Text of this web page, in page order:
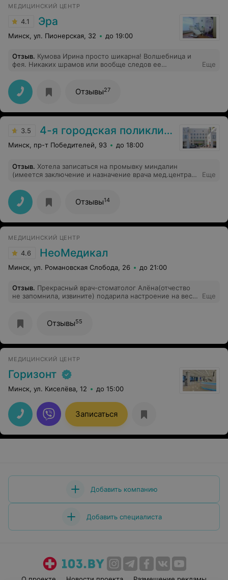
МЕДИЦИНСКИЙ ЦЕНТР
4.1 Эра
Минск, ул. Пионерская, 32 до 19:00
Отзыв. Кумова Ирина просто шикарна! Волшебница и
фея. Никаких шрамов или вообще следов ее
и результат! Волшебница.
Еще
Отзывы27
3.5 4-я городская поликлиника
Минск, пр-т Победителей, 93 до 18:00
Отзыв. Хотела записаться на промывку миндалин
(имеется заключение и назначение врача мед.центра)
на консультации. Я попросила записать меня на
консультацию (платную) к врачу, на что мне ответили:
"Если вы у нас не обслуживаетесь, то и платную услугу
врач не оказывает". Ну что я могу сказать на это - СССР
отдыхает....
Еще
Отзывы14
МЕДИЦИНСКИЙ ЦЕНТР
4.6 НеоМедикал
Минск, ул. Романовская Слобода, 26 до 21:00
Отзыв. Прекрасный врач-стоматолог Алёна(отчество
не запомнила, извините) подарила настроение на весь
нет)
Еще
Отзывы55
МЕДИЦИНСКИЙ ЦЕНТР
Горизонт
Минск, ул. Киселёва, 12 до 15:00
Записаться
Добавить компанию
Добавить специалиста